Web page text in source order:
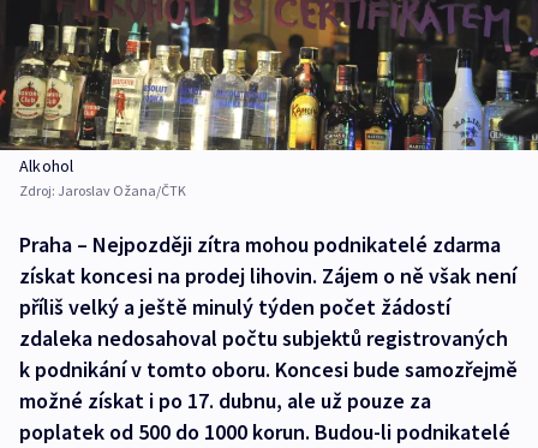
Alkohol
Zdroj: Jaroslav Ožana/ČTK
Praha – Nejpozději zítra mohou podnikatelé zdarma
získat koncesi na prodej lihovin. Zájem o ně však není
příliš velký a ještě minulý týden počet žádostí
zdaleka nedosahoval počtu subjektů registrovaných
k podnikání v tomto oboru. Koncesi bude samozřejmě
možné získat i po 17. dubnu, ale už pouze za
poplatek od 500 do 1000 korun. Budou-li podnikatelé